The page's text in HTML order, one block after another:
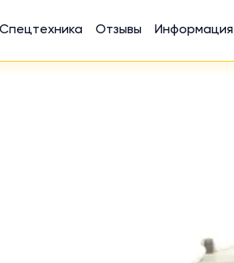
Спецтехника Отзывы Информация